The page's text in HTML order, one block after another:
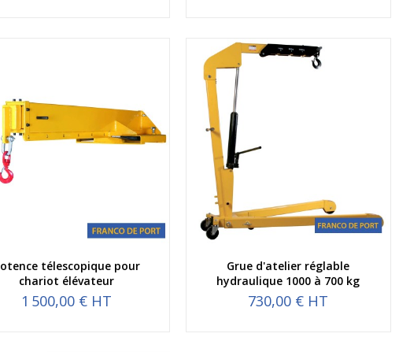
Aperçu rapide
télescopique pour
chariot élévateur
1 500,00 € HT
Aperçu rapide
Grue d'atelier réglable
hydraulique 1000 à 700 kg
730,00 € HT